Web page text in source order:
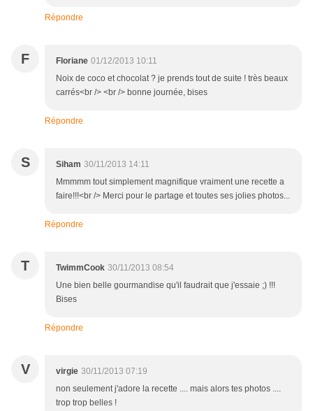
Répondre
F Floriane 01/12/2013 10:11
Noix de coco et chocolat ? je prends tout de suite ! très beaux
carrés<br /> <br /> bonne journée, bises
Répondre
S Siham 30/11/2013 14:11
Mmmmm tout simplement magnifique vraiment une recette a
faire!!!<br /> Merci pour le partage et toutes ses jolies photos...
Répondre
T TwimmCook 30/11/2013 08:54
Une bien belle gourmandise qu'il faudrait que j'essaie ;) !!!
Bises
Répondre
V virgie 30/11/2013 07:19
non seulement j'adore la recette .... mais alors tes photos ....
trop trop belles !